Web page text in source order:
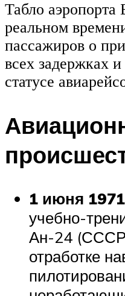
Табло аэропорта
реальном
пассажиров о
всех задержках
статусе
1 июня
учебно-
Ан-24
отработке